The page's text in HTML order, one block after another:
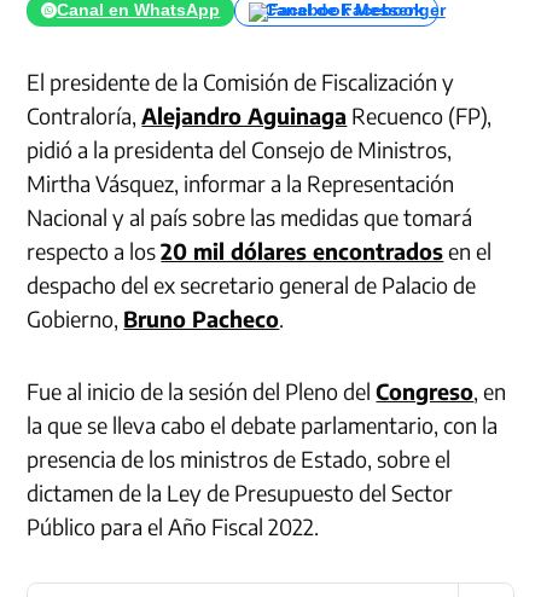
Canal en WhatsApp
Canal de Facebook
El presidente de la Comisión de Fiscalización y
Contraloría,Alejandro Aguinaga Recuenco (FP),
pidió a la presidenta del Consejo de Ministros,
Mirtha Vásquez, informar a la Representación
Nacional y al país sobre las medidas que tomará
respecto a los20 mil dólares encontradosen el
despacho del ex secretario general de Palacio de
Gobierno, Bruno Pacheco.
Fue al inicio de la sesión del Pleno delCongreso, en
la que se lleva cabo el debate parlamentario, con la
presencia de los ministros de Estado, sobre el
dictamen de la Ley de Presupuesto del Sector
Público para el Año Fiscal 2022.